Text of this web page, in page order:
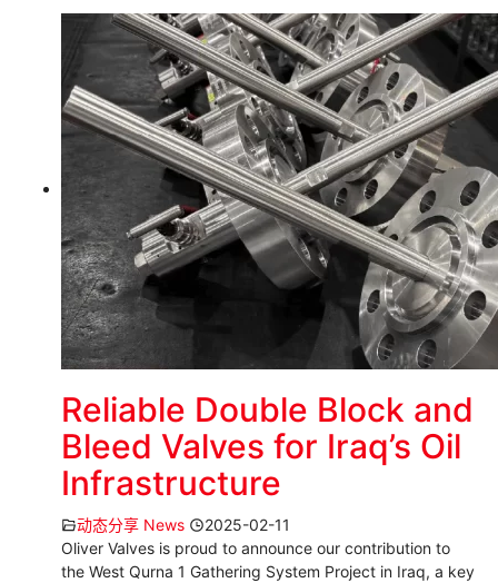
Reliable Double Block and
Bleed Valves for Iraq’s Oil
Infrastructure
动态分享 News
2025-02-11
Oliver Valves is proud to announce our contribution to
the West Qurna 1 Gathering System Project in Iraq, a key